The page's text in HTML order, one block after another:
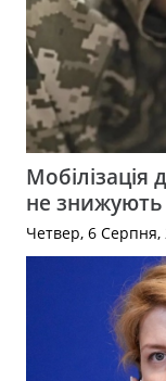
Мобілізація
не знижують
Четвер, 6 Серпня,